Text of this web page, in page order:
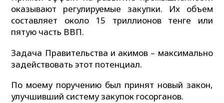
оказывают регулируемые закупки. Их объем
составляет около 15 триллионов тенге или
пятую часть ВВП.
Задача Правительства и акимов – максимально
задействовать этот потенциал.
По моему поручению был принят новый закон,
улучшивший систему закупок госорганов.